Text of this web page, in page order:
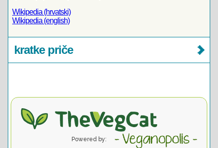
Wikipedia (hrvatski)
Wikipedia (english)
kratke priče